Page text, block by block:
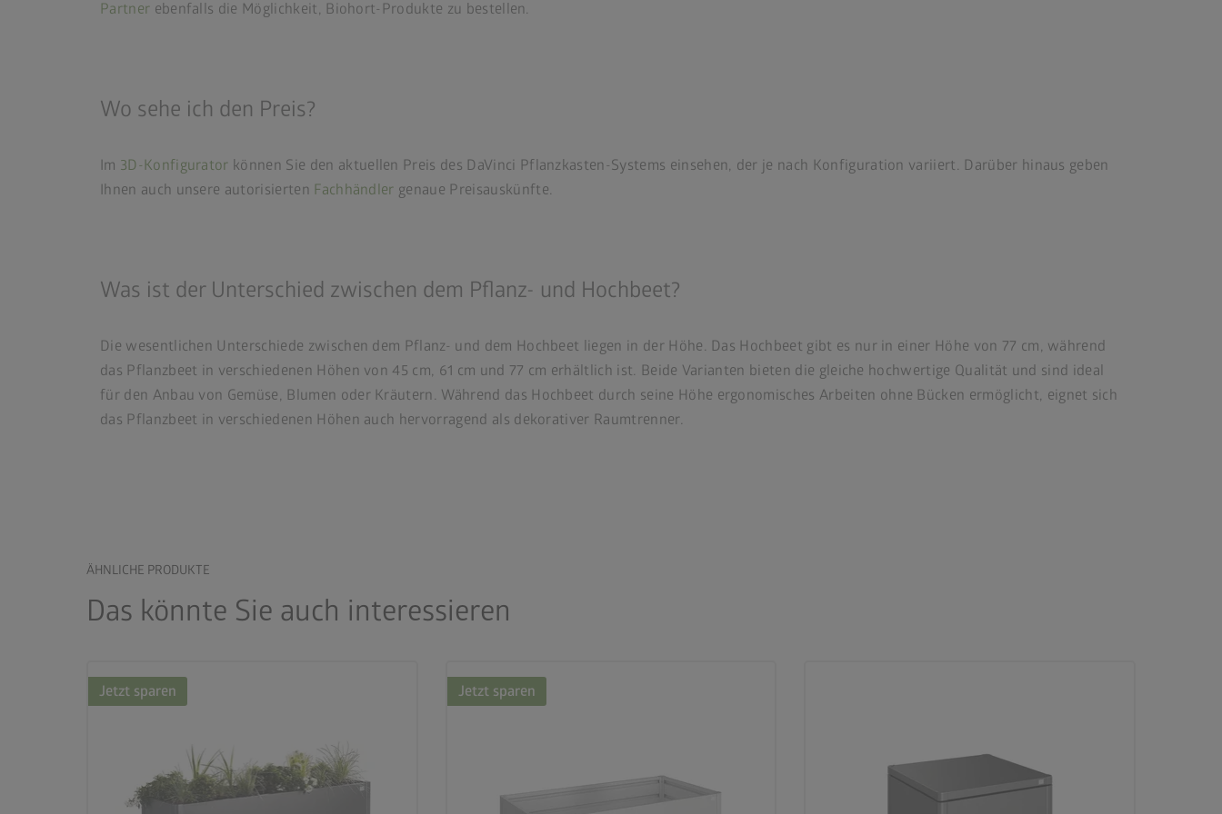
Partner ebenfalls die Möglichkeit, Biohort-Produkte zu bestellen.
Wo sehe ich den Preis?
Im 3D-Konfigurator können Sie den aktuellen Preis des DaVinci Pflanzkasten-Systems einsehen, der je nach Konfiguration variiert. Darüber hinaus geben
Ihnen auch unsere autorisierten Fachhändler genaue Preisauskünfte.
Was ist der Unterschied zwischen dem Pflanz- und Hochbeet?
Die wesentlichen Unterschiede zwischen dem Pflanz- und dem Hochbeet liegen in der Höhe. Das Hochbeet gibt es nur in einer Höhe von 77 cm, während
das Pflanzbeet in verschiedenen Höhen von 45 cm, 61 cm und 77 cm erhältlich ist. Beide Varianten bieten die gleiche hochwertige Qualität und sind ideal
für den Anbau von Gemüse, Blumen oder Kräutern. Während das Hochbeet durch seine Höhe ergonomisches Arbeiten ohne Bücken ermöglicht, eignet sich
das Pflanzbeet in verschiedenen Höhen auch hervorragend als dekorativer Raumtrenner.
ÄHNLICHE PRODUKTE
Das könnte Sie auch interessieren
Jetzt sparen Jetzt sparen